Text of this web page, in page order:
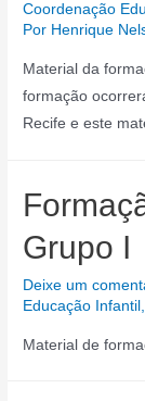
berçário,grupos
II
e
III,
Coordenação
Por Henrique
Material da
formação
Recife e este
Grupo I
Deixe um
Educação Infantil
Material de